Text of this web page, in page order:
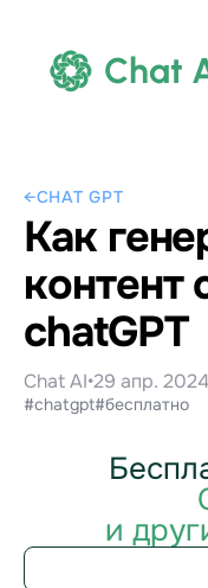
Chat
←CHAT GPT
Как
chatGPT
Chat AI•29 апр. 2024
#chatgpt#бесплатно
и